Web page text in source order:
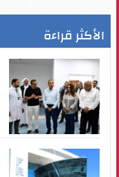
الأكثر قراءة